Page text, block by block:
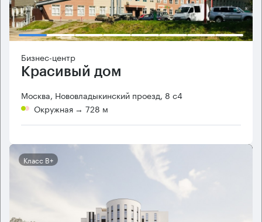
Бизнес-центр
Красивый дом
Москва, Нововладыкинский проезд, 8 с4
Окружная → 728 м
Класс B+